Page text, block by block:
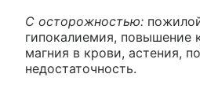
С осторожностью:
гипокалиемия, повышение
магния в крови, астения,
недостаточность.